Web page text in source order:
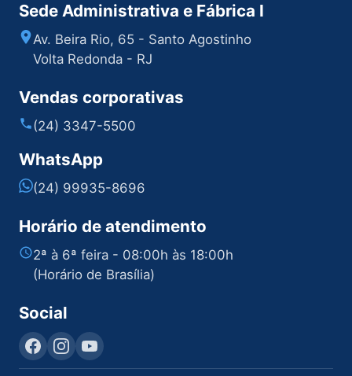
Sede Administrativa e Fábrica I
Av. Beira Rio, 65 - Santo Agostinho
Volta Redonda - RJ
Vendas corporativas
(24) 3347-5500
WhatsApp
(24) 99935-8696
Horário de atendimento
2ª à 6ª feira - 08:00h às 18:00h
(Horário de Brasília)
Social